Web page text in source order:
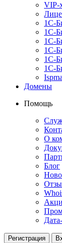
VIP-
1С-
1С-
1С-
1С-
1С-
1С-
Домены
Помощь
О
Блог
Регистрация